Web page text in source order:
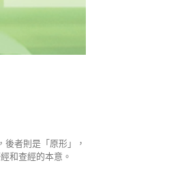
者則是「原形」，
和查經的本意。